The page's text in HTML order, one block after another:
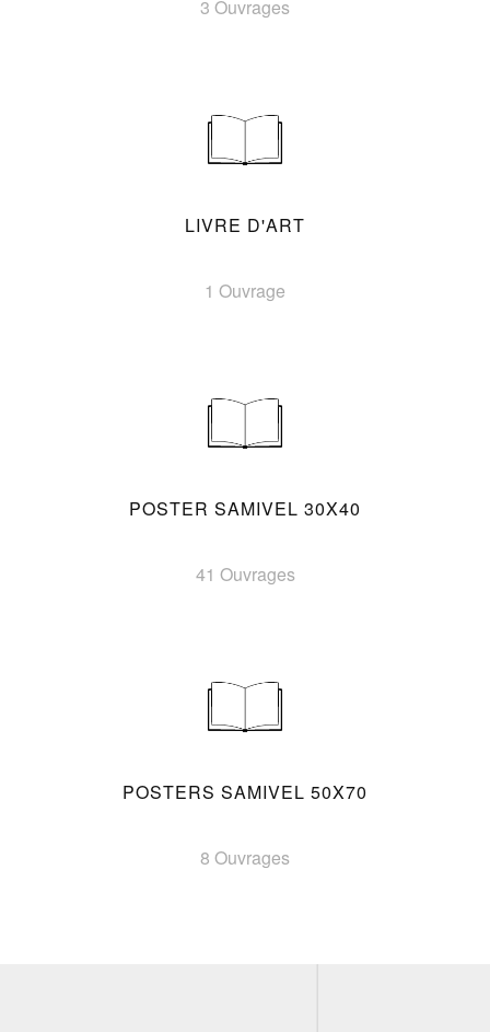
3 Ouvrages
LIVRE D'ART
1 Ouvrage
POSTER SAMIVEL 30X40
41 Ouvrages
POSTERS SAMIVEL 50X70
8 Ouvrages